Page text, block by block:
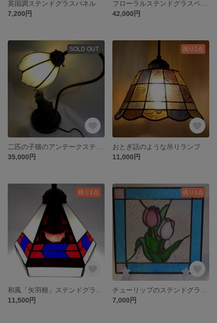
英国調ステンドグラスパネル
7,200円
42,000円
SOLD OUT
35,000円
残り1点
おとぎ話のような吊りランプ
11,000円
残り1点
11,500円
残り1点
7,000円